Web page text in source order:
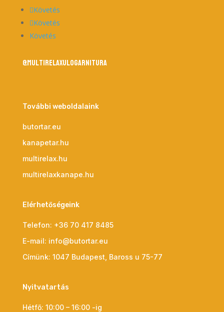
Követés
Követés
Követés
@multirelaxulogarnitura
További weboldalaink
butortar.eu
kanapetar.hu
multirelax.hu
multirelaxkanape.hu
Elérhetőségeink
Telefon: +36 70 417 8485
E-mail: info@butortar.eu
Címünk: 1047 Budapest, Baross u 75-77
Nyitvatartás
Hétfő: 10:00 – 16:00 -ig